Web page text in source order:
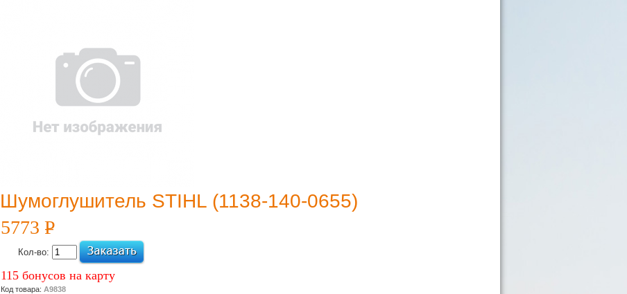
Шумоглушитель STIHL (1138-140-0655)
5773 PУБ.
Кол-во:
115 бонусов на карту
Код товара: А9838